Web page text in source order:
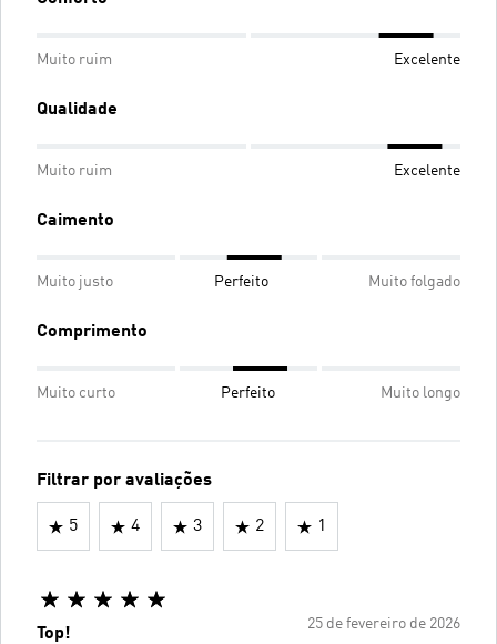
Muito ruim Excelente
Qualidade
Muito ruim Excelente
Caimento
Muito justo Perfeito Muito folgado
Comprimento
Muito curto Perfeito Muito longo
Filtrar por avaliações
5 4 3 2 1
25 de fevereiro de 2026
Top!